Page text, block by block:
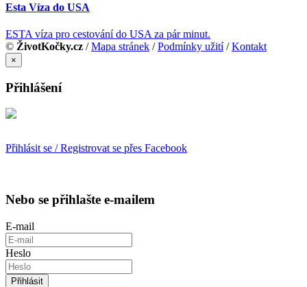
Esta Víza do USA
ESTA víza pro cestování do USA za pár minut.
© ŽivotKočky.cz /Mapa stránek /Podmínky užití/Kontakt
×
Přihlášení
Přihlásit se / Registrovat se přes Facebook
Nebo se přihlašte e-mailem
E-mail
Heslo
Přihlásit